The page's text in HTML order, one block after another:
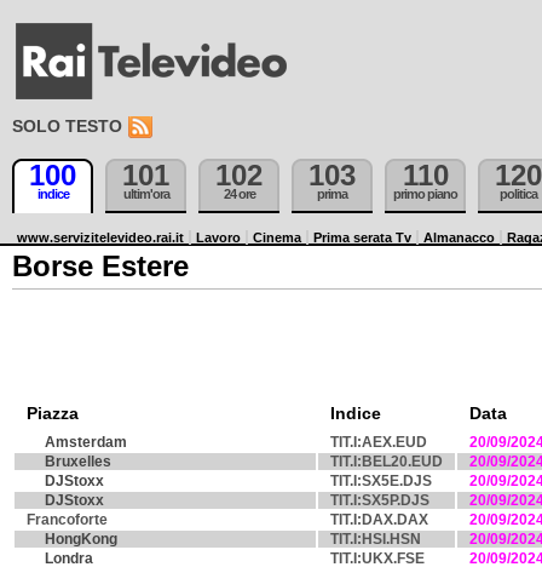
SOLO TESTO
100
indice
101
ultim'ora
102
24 ore
103
prima
110
primo piano
120
politica
www.servizitelevideo.rai.it Lavoro Cinema Prima serata Tv Almanacco
Borse Estere
Piazza Indice Data
Amsterdam TIT.I:AEX.EUD
20/09/
Bruxelles
TIT.I:BEL20.EUD
20/09/
DJStoxx
TIT.I:SX5E.DJS
20/09/
DJStoxx
TIT.I:SX5P.DJS
20/09/
Francoforte
TIT.I:DAX.DAX
20/09/
HongKong
TIT.I:HSI.HSN
20/09/
Londra
TIT.I:UKX.FSE
20/09/